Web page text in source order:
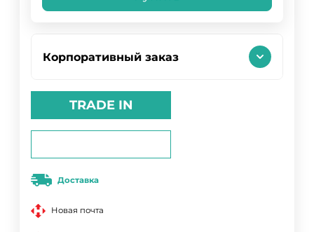
Корпоративный заказ
TRADE IN
Доставка
Новая почта